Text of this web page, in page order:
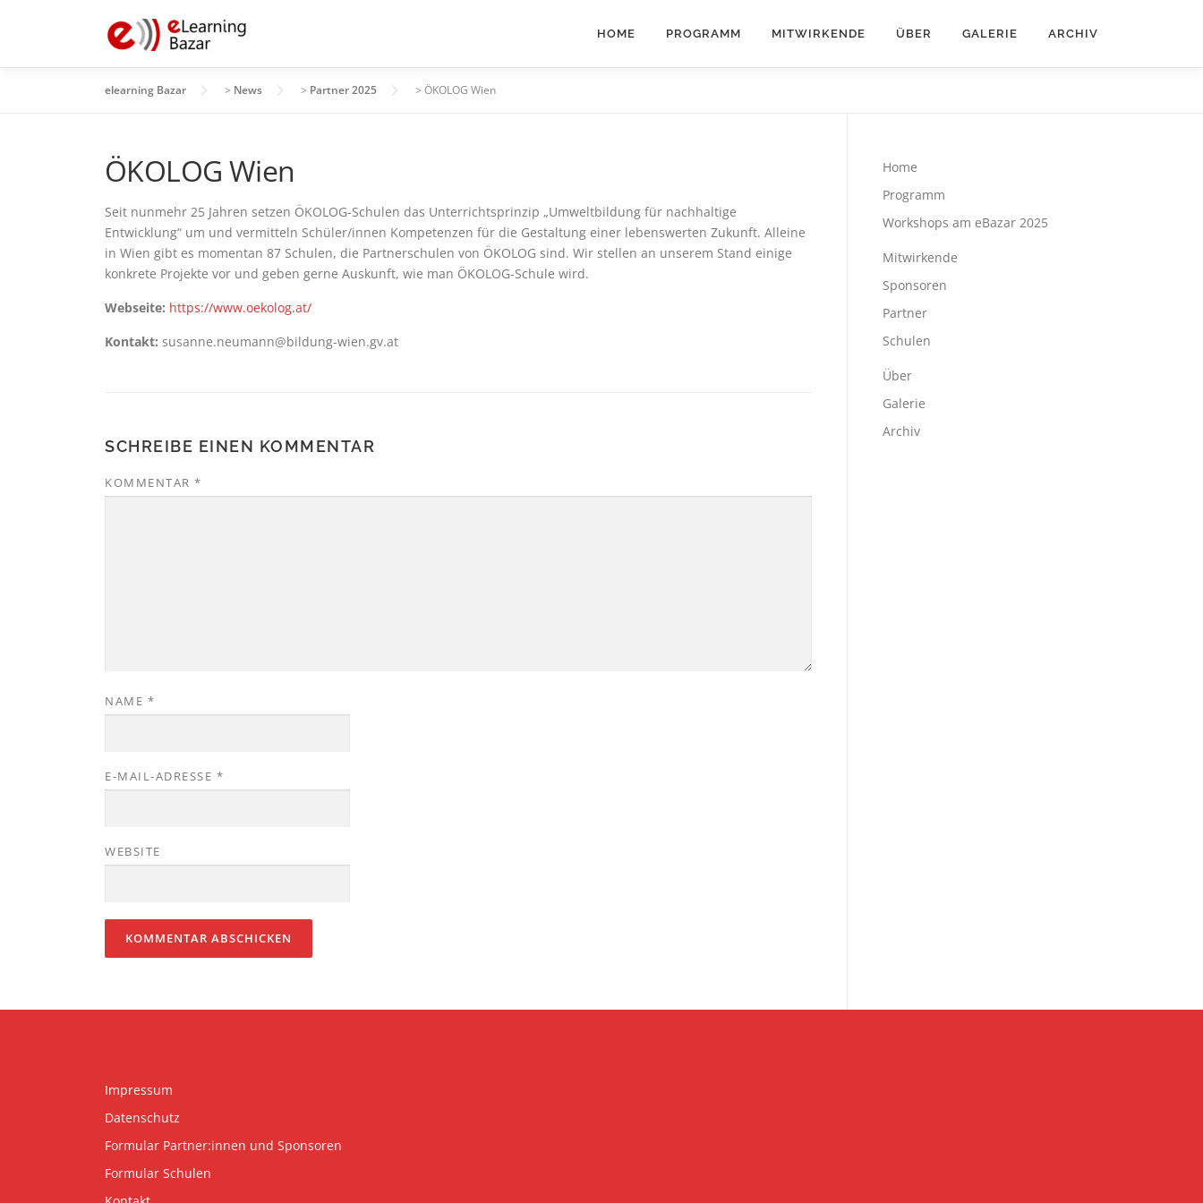
HOME PROGRAMM MITWIRKENDE ÜBER GALERIE ARCHIV
elearning Bazar > News > Partner 2025 > ÖKOLOG Wien
ÖKOLOG Wien
Seit nunmehr 25 Jahren setzen ÖKOLOG-Schulen das Unterrichtsprinzip „Umweltbildung für nachhaltige
Entwicklung“ um und vermitteln Schüler/innen Kompetenzen für die Gestaltung einer lebenswerten Zukunft. Alleine
in Wien gibt es momentan 87 Schulen, die Partnerschulen von ÖKOLOG sind. Wir stellen an unserem Stand einige
konkrete Projekte vor und geben gerne Auskunft, wie man ÖKOLOG-Schule wird.
Webseite: https://www.oekolog.at/
Kontakt: susanne.neumann@bildung-wien.gv.at
SCHREIBE EINEN KOMMENTAR
KOMMENTAR *
NAME *
E-MAIL-ADRESSE *
WEBSITE
Home
Programm
Workshops am eBazar 2025
Mitwirkende
Sponsoren
Partner
Schulen
Über
Galerie
Archiv
Impressum
Datenschutz
Formular Partner:innen und Sponsoren
Formular Schulen